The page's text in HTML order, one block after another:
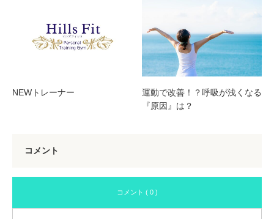
NEWトレーナー
運動で改善！？呼吸が浅くなる
『原因』は？
コメント
コメント ( 0 )